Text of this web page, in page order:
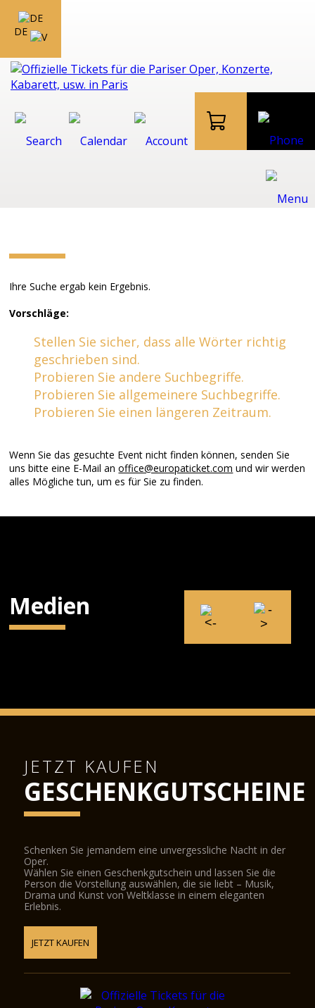
DE
Ihre Suche ergab kein Ergebnis.
Vorschläge:
Stellen Sie sicher, dass alle Wörter richtig
geschrieben sind.
Probieren Sie andere Suchbegriffe.
Probieren Sie allgemeinere Suchbegriffe.
Probieren Sie einen längeren Zeitraum.
Wenn Sie das gesuchte Event nicht finden können, senden Sie
uns bitte eine E-Mail anoffice@europaticket.com und wir werden
alles Mögliche tun, um es für Sie zu finden.
Medien
JETZT KAUFEN
GESCHENKGUTSCHEINE
Schenken Sie jemandem eine unvergessliche Nacht in der
Oper.
Wählen Sie einen Geschenkgutschein und lassen Sie die
Person die Vorstellung auswählen, die sie liebt – Musik,
Drama und Kunst von Weltklasse in einem eleganten
Erlebnis.
JETZT KAUFEN